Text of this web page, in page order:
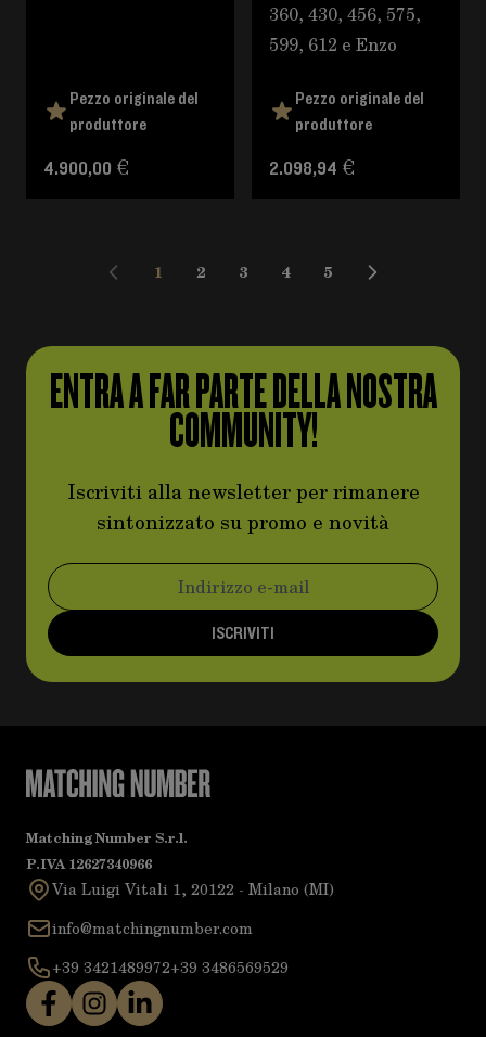
Pezzo originale del
produttore
4.900,00 €
360, 430, 456, 575,
599, 612 e Enzo
Pezzo originale del
produttore
2.098,94 €
Attualmente stai leggendo la pagina
1 Pagina
2 Pagina
3 Pagina
4 Pagina
5
ENTRA A FAR PARTE DELLA NOSTRA
COMMUNITY!
Iscriviti alla newsletter per rimanere
sintonizzato su promo e novità
ISCRIVITI
Matching Number S.r.l.
P.IVA 12627340966
Via Luigi Vitali 1, 20122 - Milano (MI)
info@matchingnumber.com
+39 3421489972+39 3486569529